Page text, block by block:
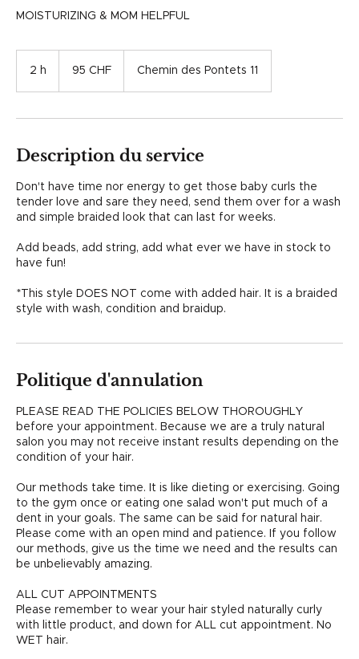
MOISTURIZING & MOM HELPFUL
2 h
suisses95 CHF Chemin des Pontets 11
Description du service
Don't have time nor energy to get those baby curls the
tender love and sare they need, send them over for a wash
and simple braided look that can last for weeks.
Add beads, add string, add what ever we have in stock to
have fun!
*This style DOES NOT come with added hair. It is a braided
style with wash, condition and braidup.
Politique d'annulation
PLEASE READ THE POLICIES BELOW THOROUGHLY
before your appointment. Because we are a truly natural
salon you may not receive instant results depending on the
condition of your hair.
Our methods take time. It is like dieting or exercising. Going
to the gym once or eating one salad won't put much of a
dent in your goals. The same can be said for natural hair.
Please come with an open mind and patience. If you follow
our methods, give us the time we need and the results can
be unbelievably amazing.
ALL CUT APPOINTMENTS
Please remember to wear your hair styled naturally curly
with little product, and down for ALL cut appointment. No
WET hair.